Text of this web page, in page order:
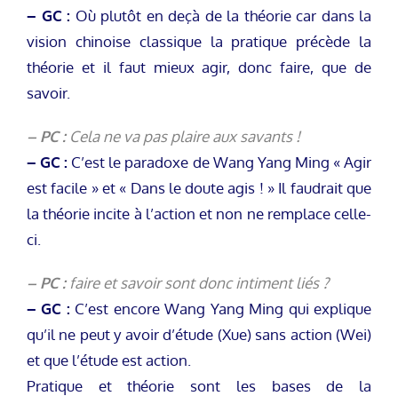
– GC : Où plutôt en deçà de la théorie car dans la
vision chinoise classique la pratique précède la
théorie et il faut mieux agir, donc faire, que de
savoir.
– PC : Cela ne va pas plaire aux savants !
– GC : C’est le paradoxe de Wang Yang Ming « Agir
est facile » et « Dans le doute agis ! » Il faudrait que
la théorie incite à l’action et non ne remplace celle-
ci.
– PC : faire et savoir sont donc intiment liés ?
– GC : C’est encore Wang Yang Ming qui explique
qu’il ne peut y avoir d’étude (Xue) sans action (Wei)
et que l’étude est action.
Pratique et théorie sont les bases de la